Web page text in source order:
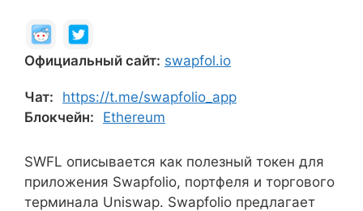
Официальный сайт: swapfol.io
Чат:
https://t.me/swapfolio_app
Блокчейн:
Ethereum
SWFL описывается как полезный токен для
приложения Swapfolio, портфеля и торгового
терминала Uniswap. Swapfolio предлагает